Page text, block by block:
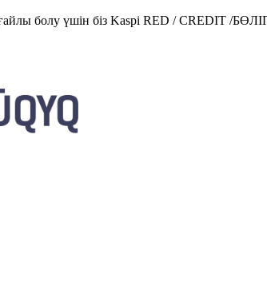
болу үшін біз Kaspi RED / CREDIT /